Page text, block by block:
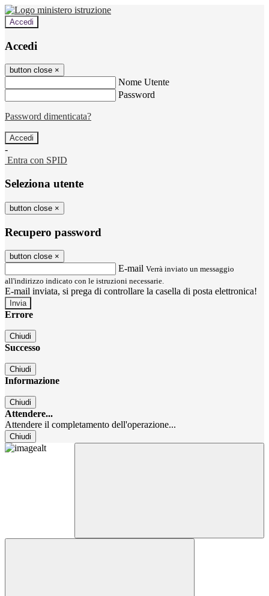
Accedi
Accedi
button close ×
Nome Utente
Password
Password dimenticata?
-
Entra con SPID
Seleziona utente
button close ×
Recupero password
button close ×
E-mail Verrà inviato un messaggio
all'indirizzo indicato con le istruzioni necessarie.
E-mail inviata, si prega di controllare la casella di posta elettronica!
Errore
Chiudi
Successo
Chiudi
Informazione
Chiudi
Attendere...
Attendere il completamento dell'operazione...
Chiudi